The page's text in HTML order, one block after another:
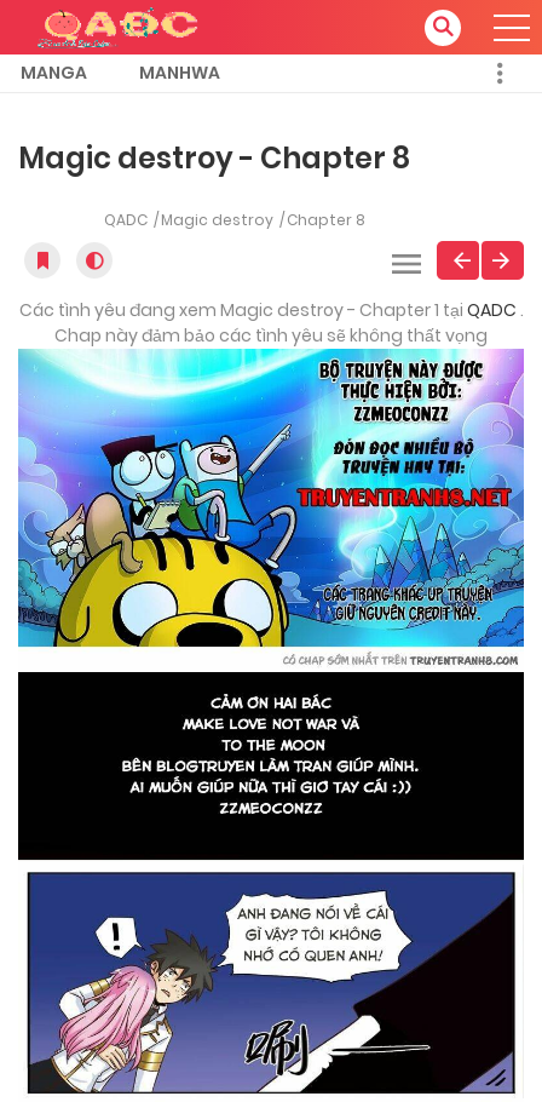
MANGA MANHWA
Magic destroy - Chapter 8
QADC Magic destroy Chapter 8
Các tình yêu đang xem Magic destroy - Chapter 1 tại QADC .
Chap này đảm bảo các tình yêu sẽ không thất vọng